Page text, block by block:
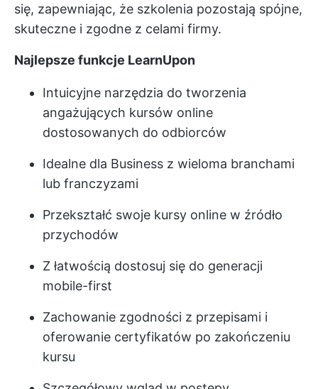
się, zapewniając, że szkolenia pozostają spójne,
skuteczne i zgodne z celami firmy.
Najlepsze funkcje LearnUpon
Intuicyjne narzędzia do tworzenia
angażujących kursów online
dostosowanych do odbiorców
Idealne dla Business z wieloma branchami
lub franczyzami
Przekształć swoje kursy online w źródło
przychodów
Z łatwością dostosuj się do generacji
mobile-first
Zachowanie zgodności z przepisami i
oferowanie certyfikatów po zakończeniu
kursu